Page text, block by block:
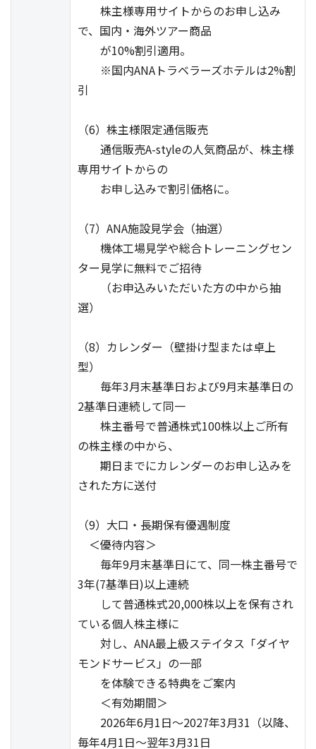
株主様専用サイトからのお申し込み
で、国内・海外ツアー商品
が10%割引適用。
※国内ANAトラベラーズホテルは2%割
引
（6）株主様限定通信販売
通信販売A-styleの人気商品が、株主様
専用サイトからの
お申し込みで割引価格に。
（7）ANA施設見学会（抽選）
機体工場見学や総合トレーニングセン
ター見学に無料でご招待
（お申込みいただいた方の中から抽
選）
（8）カレンダー（壁掛け型または卓上
型）
毎年3月末基準日および9月末基準日の
2基準日連続して同一
株主番号で普通株式100株以上ご所有
の株主様の中から、
期日までにカレンダーのお申し込みを
された方に送付
（9）大口・長期保有優遇制度
＜優待内容＞
毎年9月末基準日にて、同一株主番号で
3年(7基準日)以上連続
して普通株式20,000株以上を保有され
ている個人株主様に
対し、ANA最上級ステイタス「ダイヤ
モンドサービス」の一部
を体験できる特典をご案内
＜有効期間＞
2026年6月1日～2027年3月31（以降、
毎年4月1日～翌年3月31日